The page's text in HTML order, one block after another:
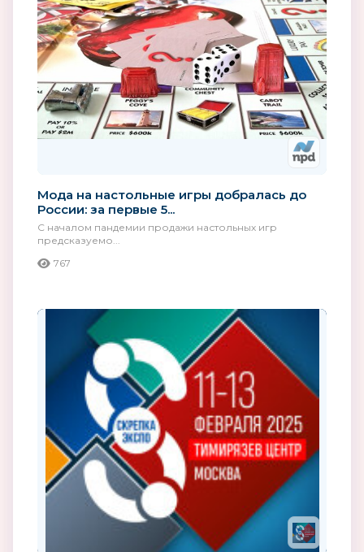
Мода на настольные игры добралась до
России: за первые 5...
С началом пандемии продажи настольных игр
предсказуемо...
767